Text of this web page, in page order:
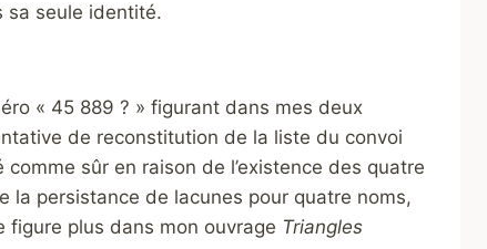
seule identité.
« 45 889 ? » figurant dans mes deux
de reconstitution de la liste du convoi
sûr en raison de l’existence des quatre
la persistance de lacunes pour quatre noms,
figure plus dans mon ouvrage Triangles